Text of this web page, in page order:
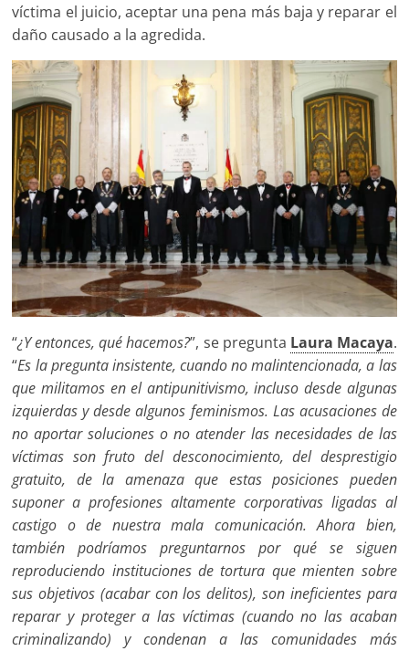
víctima el juicio, aceptar una pena más baja y reparar el
daño causado a la agredida.
“¿Y entonces, qué hacemos?”, se pregunta Laura Macaya.
“Es la pregunta insistente, cuando no malintencionada, a las
que militamos en el antipunitivismo, incluso desde algunas
izquierdas y desde algunos feminismos. Las acusaciones de
no aportar soluciones o no atender las necesidades de las
víctimas son fruto del desconocimiento, del desprestigio
gratuito, de la amenaza que estas posiciones pueden
suponer a profesiones altamente corporativas ligadas al
castigo o de nuestra mala comunicación. Ahora bien,
también podríamos preguntarnos por qué se siguen
reproduciendo instituciones de tortura que mienten sobre
sus objetivos (acabar con los delitos), son ineficientes para
reparar y proteger a las víctimas (cuando no las acaban
criminalizando) y condenan a las comunidades más